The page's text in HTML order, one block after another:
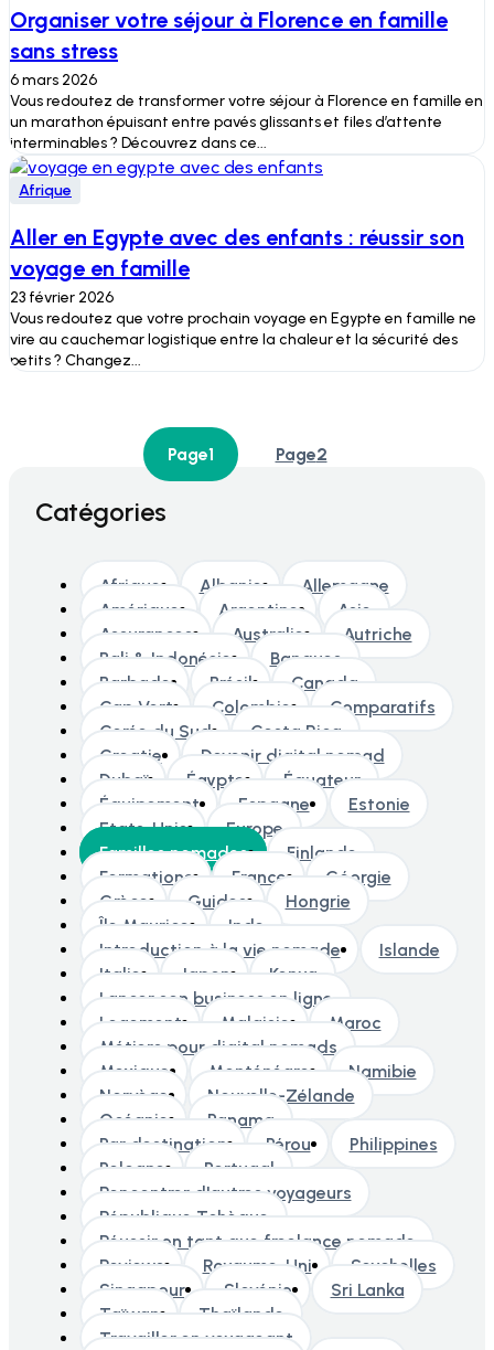
Organiser votre séjour à Florence en famille
sans stress
6 mars 2026
Vous redoutez de transformer votre séjour à Florence en famille en
un marathon épuisant entre pavés glissants et files d’attente
interminables ? Découvrez dans ce...
Afrique
Aller en Egypte avec des enfants : réussir son
voyage en famille
23 février 2026
Vous redoutez que votre prochain voyage en Egypte en famille ne
vire au cauchemar logistique entre la chaleur et la sécurité des
petits ? Changez...
Page1 Page2
Catégories
Afrique Albanie
Allemagne
Amérique
Argentine
Asie
Assurances
Australie
Autriche
Bali & Indonésie
Banques
Barbade
Brésil
Canada
Cap Vert
Colombie
Comparatifs
Corée du Sud
Costa Rica
Croatie
Devenir digital nomad
Dubaï
Égypte
Équateur
Équipement
Espagne
Estonie
Etats-Unis
Europe
Familles nomades
Finlande
Formations
France
Géorgie
Grèce
Guides
Hongrie
Île Maurice
Inde
Introduction à la vie nomade
Islande
Italie
Japon
Kenya
Lancer son business en ligne
Logement
Malaisie
Maroc
Métiers pour digital nomads
Mexique
Monténégro
Namibie
Norvège
Nouvelle-Zélande
Océanie
Panama
Par destination
Pérou
Philippines
Pologne
Portugal
Rencontrer d'autres voyageurs
République Tchèque
Réussir en tant que freelance nomade
Reviews
Royaume-Uni
Seychelles
Singapour
Slovénie
Sri Lanka
Taïwan
Thaïlande
Travailler en voyageant